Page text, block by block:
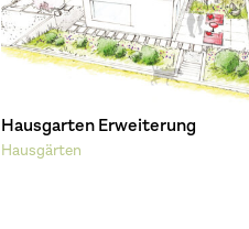
Hausgarten Erweiterung
Hausgärten